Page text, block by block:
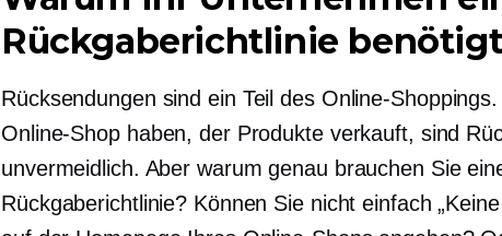
Rückgaberichtlinie
Rücksendungen sind ein Teil des Online-
Online-Shop haben, der Produkte verkauft, sind
unvermeidlich. Aber warum genau brauchen Sie
Rückgaberichtlinie? Können Sie nicht einfach